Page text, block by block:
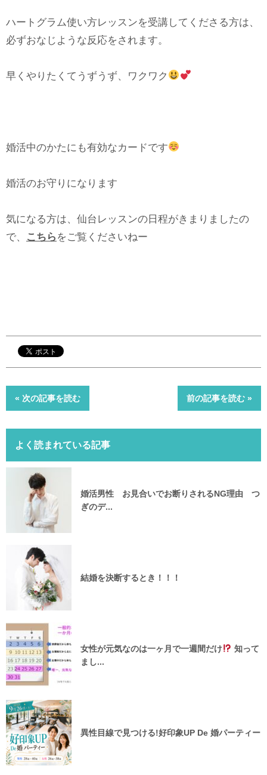
ハートグラム使い方レッスンを受講してくださる方は、
必ずおなじような反応をされます。
早くやりたくてうずうず、ワクワク
婚活中のかたにも有効なカードです
婚活のお守りになります
気になる方は、仙台レッスンの日程がきまりましたの
で、
こちら をご覧くださいねー
« 次の記事を読む 前の記事を読む »
よく読まれている記事
婚活男性 お見合いでお断りされるNG理由 つ
ぎのデ...
結婚を決断するとき！！！
女性が元気なのは一ヶ月で一週間だけ
知って
まし...
異性目線で見つける!好印象UP De 婚パーティー